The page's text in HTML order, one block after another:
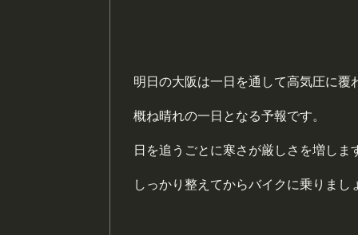
明日の大阪は一日を通して高気圧に覆
概ね晴れの一日となる予報です。
日を追うごとに寒さが厳しさを増しま
しっかり整えてからバイクに乗りまし